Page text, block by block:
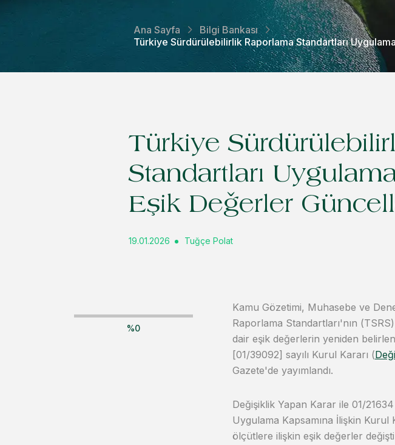
Ana Sayfa
Bilgi Bankası
Türkiye Sürdürülebilirlik Raporlama Standartları
Türkiye
Standartları
Eşik Değerler
19.01.2026 Tuğçe Polat
%0
Kamu Gözetimi, Muhasebe ve
Raporlama Standartları'nın
dair eşik değerlerin yeniden
[01/39092] sayılı Kurul Kararı (
Gazete'de yayımlandı.
Değişiklik Yapan Karar ile 01/
Uygulama Kapsamına İlişkin Kurul
ölçütlere ilişkin eşik değerler